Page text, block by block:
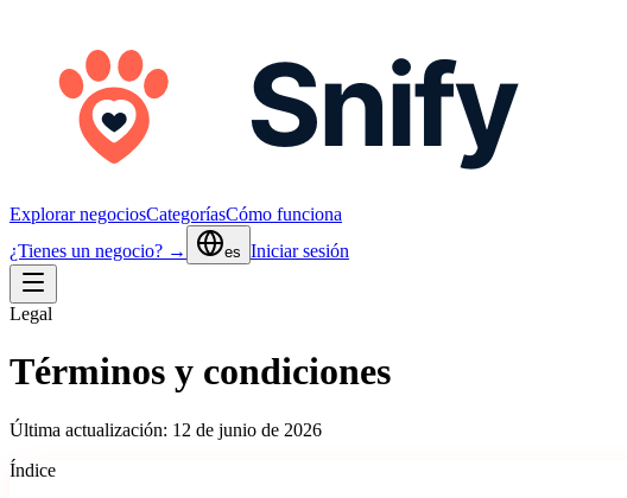
Explorar negociosCategoríasCómo funciona
¿Tienes un negocio? →
es Iniciar sesión
Legal
Términos y condiciones
Última actualización: 12 de junio de 2026
Índice